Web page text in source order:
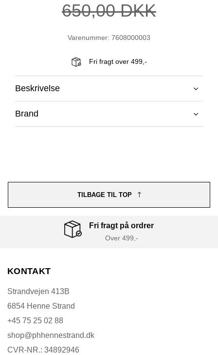
650,00 DKK
Varenummer: 7608000003
Fri fragt over 499,-
Beskrivelse
Brand
TILBAGE TIL TOP
Fri fragt på ordrer
Over 499,-
KONTAKT
Strandvejen 413B
6854 Henne Strand
+45 75 25 02 88
shop@phhennestrand.dk
CVR-NR.: 34892946